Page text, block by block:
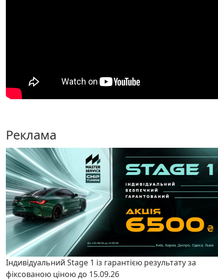
Реклама
Індивідуальний Stage 1 із гарантією результату за
фіксованою ціною до 15.09.26